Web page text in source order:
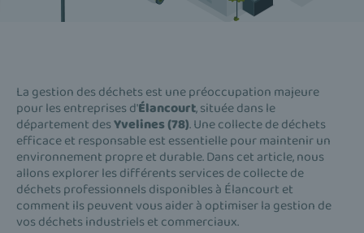
La gestion des déchets est une préoccupation majeure
pour les entreprises d'Élancourt, située dans le
département desYvelines (78). Une collecte de déchets
efficace et responsable est essentielle pour maintenir un
environnement propre et durable. Dans cet article, nous
allons explorer les différents services de collecte de
déchets professionnels disponibles à Élancourt et
comment ils peuvent vous aider à optimiser la gestion de
vos déchets industriels et commerciaux.